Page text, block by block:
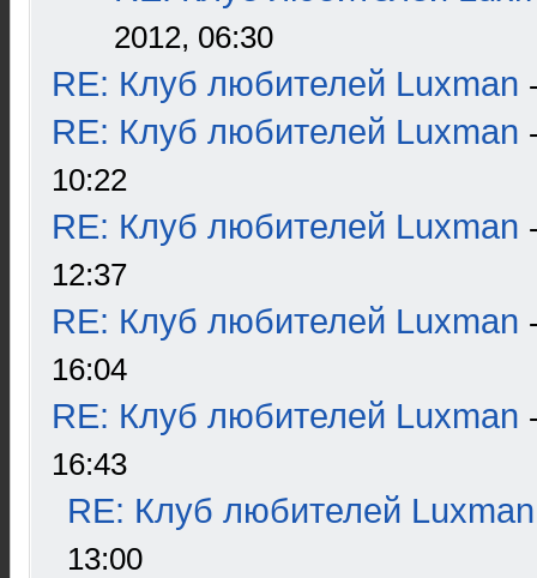
2012, 06:30
RE: Клуб любителей Luxman
RE: Клуб любителей Luxman
10:22
RE: Клуб любителей Luxman
12:37
RE: Клуб любителей Luxman
16:04
RE: Клуб любителей Luxman
16:43
RE: Клуб любителей Luxman
13:00